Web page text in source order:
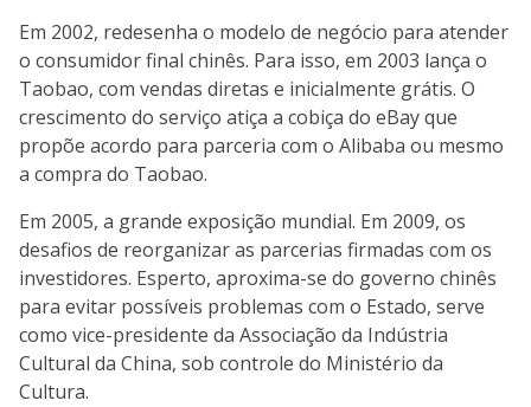
Em 2002, redesenha o modelo de negócio para atender
o consumidor final chinês. Para isso, em 2003 lança o
Taobao, com vendas diretas e inicialmente grátis. O
crescimento do serviço atiça a cobiça do eBay que
propõe acordo para parceria com o Alibaba ou mesmo
a compra do Taobao.
Em 2005, a grande exposição mundial. Em 2009, os
desafios de reorganizar as parcerias firmadas com os
investidores. Esperto, aproxima-se do governo chinês
para evitar possíveis problemas com o Estado, serve
como vice-presidente da Associação da Indústria
Cultural da China, sob controle do Ministério da
Cultura.